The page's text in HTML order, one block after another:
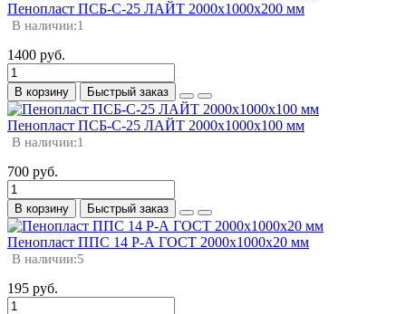
Пенопласт ПСБ-С-25 ЛАЙТ 2000х1000х200 мм
В наличии:1
1400 руб.
В корзину Быстрый заказ
Пенопласт ПСБ-С-25 ЛАЙТ 2000х1000х100 мм
В наличии:1
700 руб.
В корзину Быстрый заказ
Пенопласт ППС 14 Р-А ГОСТ 2000х1000х20 мм
В наличии:5
195 руб.